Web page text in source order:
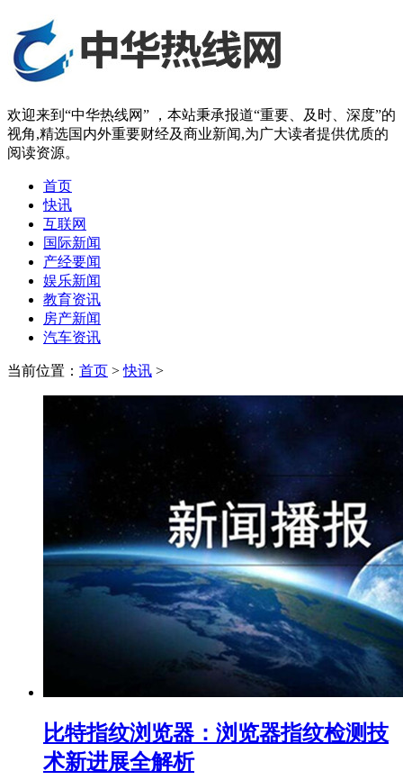
欢迎来到“中华热线网” ，本站秉承报道“重要、及时、深度”的
视角,精选国内外重要财经及商业新闻,为广大读者提供优质的
阅读资源。
首页
快讯
互联网
国际新闻
产经要闻
娱乐新闻
教育资讯
房产新闻
汽车资讯
当前位置： 首页 >快讯 >
比特指纹浏览器：浏览器指纹检测技
术新进展全解析